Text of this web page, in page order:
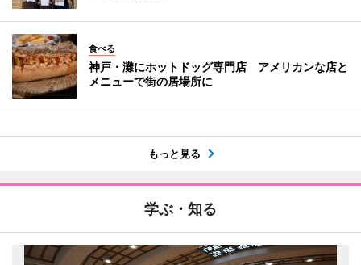
食べる
神戸・灘にホットドッグ専門店 アメリカンな店と
メニューで街の居場所に
もっと見る
学ぶ・知る